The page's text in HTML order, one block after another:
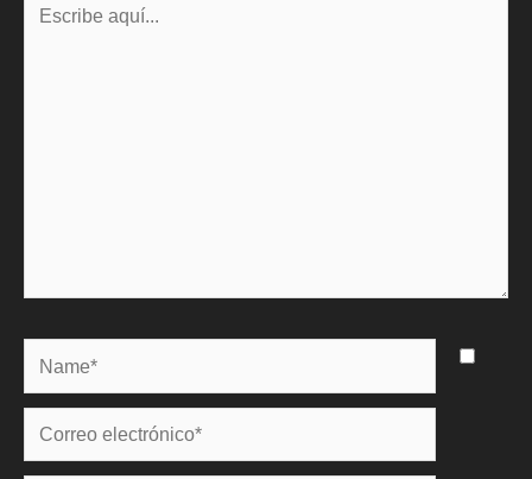
Name*
Correo
electrónico*